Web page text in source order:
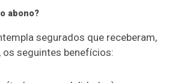
abono?
segurados que receberam,
os seguintes benefícios: